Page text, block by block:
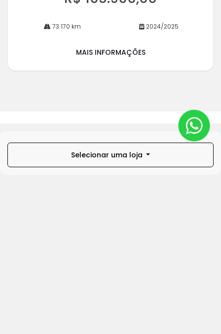
73.170 km 2024/2025
MAIS INFORMAÇÕES
Selecionar uma loja